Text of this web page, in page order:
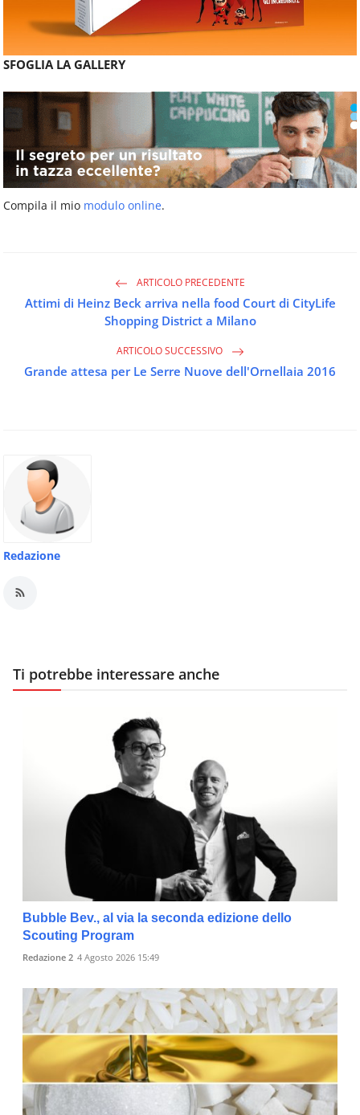
SFOGLIA LA GALLERY
Compila il mio modulo online.
ARTICOLO PRECEDENTE
Attimi di Heinz Beck arriva nella food Court di CityLife
Shopping District a Milano
ARTICOLO SUCCESSIVO
Grande attesa per Le Serre Nuove dell'Ornellaia 2016
Redazione
Ti potrebbe interessare anche
Bubble Bev., al via la seconda edizione dello
Scouting Program
Redazione 2 4 Agosto 2026 15:49